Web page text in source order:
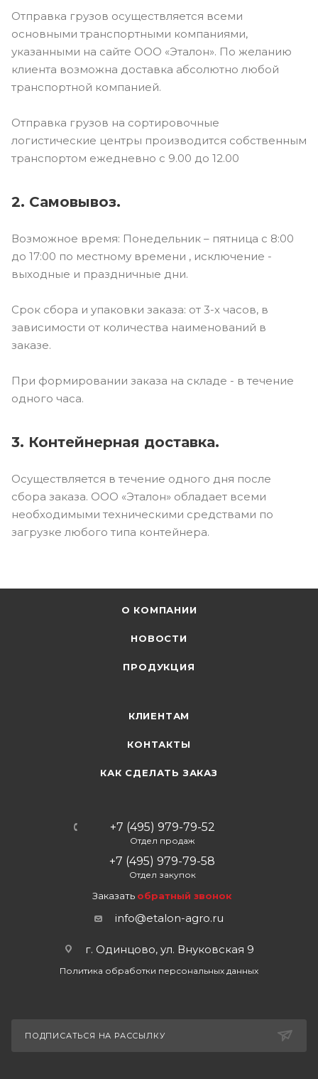
Отправка грузов осуществляется всеми
основными транспортными компаниями,
указанными на сайте ООО «Эталон». По желанию
клиента возможна доставка абсолютно любой
транспортной компанией.
Отправка грузов на сортировочные
логистические центры производится собственным
транспортом ежедневно с 9.00 до 12.00
2. Самовывоз.
Возможное время: Понедельник – пятница с 8:00
до 17:00 по местному времени , исключение -
выходные и праздничные дни.
Срок сбора и упаковки заказа: от 3-х часов, в
зависимости от количества наименований в
заказе.
При формировании заказа на складе - в течение
одного часа.
3. Контейнерная доставка.
Осуществляется в течение одного дня после
сбора заказа. ООО «Эталон» обладает всеми
необходимыми техническими средствами по
загрузке любого типа контейнера.
О КОМПАНИИ
НОВОСТИ
ПРОДУКЦИЯ
КЛИЕНТАМ
КОНТАКТЫ
КАК СДЕЛАТЬ ЗАКАЗ
+7 (495) 979-79-52
Отдел продаж
+7 (495) 979-79-58
Отдел закупок
Заказать обратный звонок
info@etalon-agro.ru
г. Одинцово, ул. Внуковская 9
Политика обработки персональных данных
ПОДПИСАТЬСЯ НА РАССЫЛКУ